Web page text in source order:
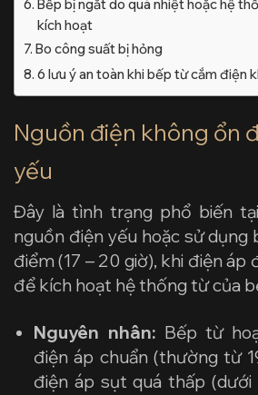
Bếp bị ngắt do quá nhiệt hoặc hệ
kích hoạt
Bo công suất bị hỏng
6 lưu ý an toàn khi bếp từ cắm điện
Nguồn điện không ổn
yếu
Đây là tình trạng phổ biến
nguồn điện yếu hoặc sử dụng
điểm (17 – 20 giờ), khi điện áp
để kích hoạt hệ thống từ của
Nguyên nhân: Bếp từ
điện áp chuẩn (thường từ
điện áp sụt quá thấp (dưới